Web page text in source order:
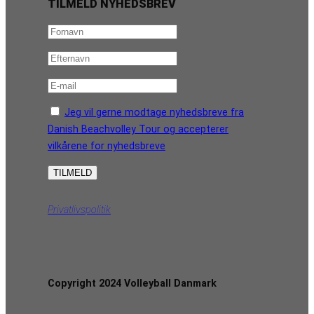
TILMELD NYHEDSBREV
Jeg vil gerne modtage nyhedsbreve fra
Danish Beachvolley Tour og accepterer
vilkårene for nyhedsbreve
Privatlivspolitik
Copyright 2024 Volleyball Danmark